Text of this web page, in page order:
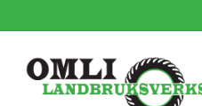
to
content